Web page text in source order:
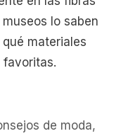
lo saben
materiales
favoritas.
de moda,